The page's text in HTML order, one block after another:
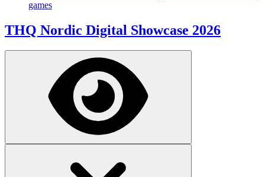
games
THQ Nordic Digital Showcase 2026